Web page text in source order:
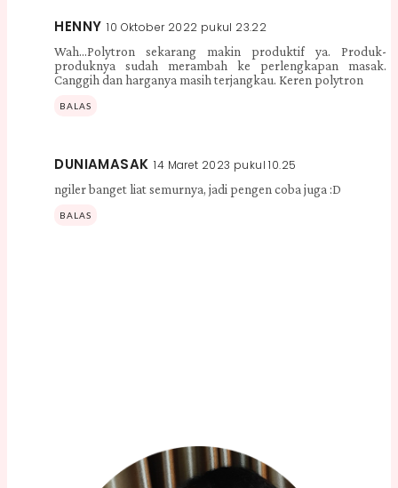
HENNY 10 Oktober 2022 pukul 23.22
Wah...Polytron sekarang makin produktif ya. Produk-
produknya sudah merambah ke perlengkapan masak.
Canggih dan harganya masih terjangkau. Keren polytron
BALAS
DUNIAMASAK 14 Maret 2023 pukul 10.25
ngiler banget liat semurnya, jadi pengen coba juga :D
BALAS